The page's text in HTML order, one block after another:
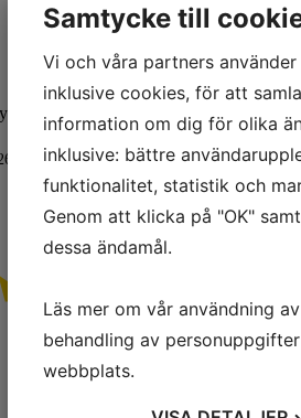
& Bänkpress: Ungdom & Junior
Samtycke till
Vi och våra partners
inklusive cookies, för att
information om dig för olika
inklusive: bättre
funktionalitet, statistik och
Genom att klicka på "OK"
dessa ändamål.
Läs mer om vår användning
behandling av
webbplats.